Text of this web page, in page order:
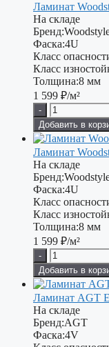
Ламинат
На складе
Бренд:
Фаска:4U
Класс
Класс
Толщина:8 мм
1 599 ₽/м²
-
Добавить в
Ламинат
На складе
Бренд:
Фаска:4U
Класс
Класс
Толщина:8 мм
1 599 ₽/м²
-
Добавить в
Ламинат AGT
На складе
Бренд:AGT
Фаска:4V